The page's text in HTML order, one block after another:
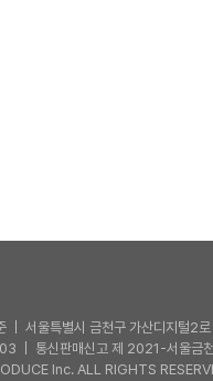
서울특별시 금천구 가산디지털2
통신판매신고 제 2021-서울금
Inc. ALL RIGHTS